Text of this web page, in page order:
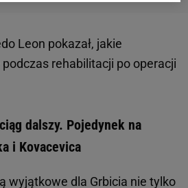
Leon pokazał, jakie
rehabilitacji po operacji
dalszy. Pojedynek na
i Kovacevica
wyjątkowe dla Grbicia nie tylko